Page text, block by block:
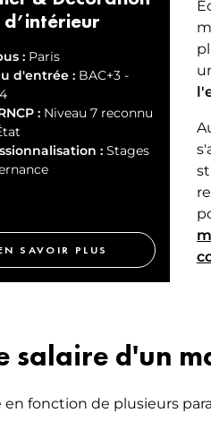
d’intérieur
:Paris
d'entrée :BAC+3 -
:Niveau 7 reconnu
:Stages
SAVOIR PLUS
salaire d'un
fonction de plusieurs